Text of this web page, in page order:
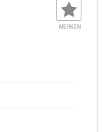
MERKEN